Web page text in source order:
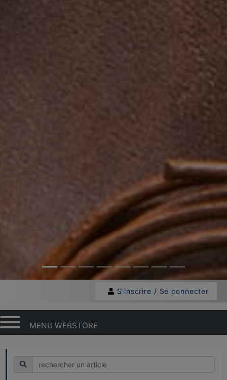
S'inscrire / Se connecter
MENU WEBSTORE
Recherche